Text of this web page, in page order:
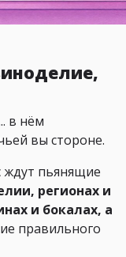
в нём
вы стороне.
ждут пьянящие
регионах и
и бокалах, а
правильного